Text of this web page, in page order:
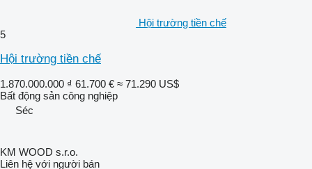
Hội trường tiền chế
5
Hội trường tiền chế
1.870.000.000 ₫ 61.700 € ≈ 71.290 US$
Bất động sản công nghiệp
Séc
KM WOOD s.r.o.
Liên hệ với người bán